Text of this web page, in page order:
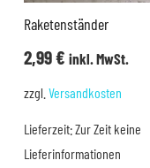
Raketenständer
2,99€ inkl. MwSt.
zzgl. Versandkosten
Lieferzeit:Zur Zeit keine
Lieferinformationen